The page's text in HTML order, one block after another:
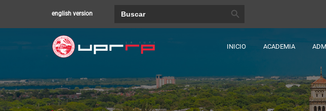
english version
INICIO ACADEMIA